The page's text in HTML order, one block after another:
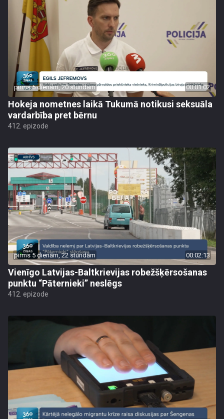
pirms 5 dienām, 20 stundām 00:01:02
Hokeja nometnes laikā Tukumā notikusi seksuāla
vardarbība pret bērnu
412. epizode
pirms 5 dienām, 22 stundām 00:02:13
Vienīgo Latvijas-Baltkrievijas robežšķērsošanas
punktu “Pāternieki” neslēgs
412. epizode